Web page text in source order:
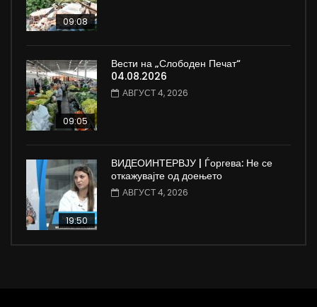
09:08
09:05
Вести на „Слободен Печат“
04.08.2026
АВГУСТ 4, 2026
19:50
ВИДЕОИНТЕРВЈУ | Ѓоргева: Не се
откажувајте од доењето
АВГУСТ 4, 2026